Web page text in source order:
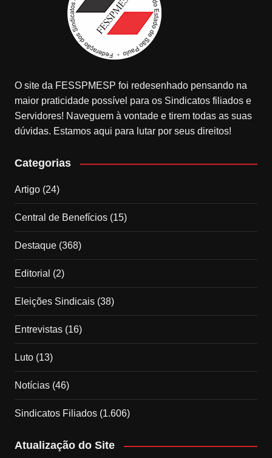
O site da FESSPMESP foi redesenhado pensando na
maior praticidade possível para os Sindicatos filiados e
Servidores! Naveguem à vontade e tirem todas as suas
dúvidas. Estamos aqui para lutar por seus direitos!
Categorias
Artigo(24)
Central de Benefícios(15)
Destaque(368)
Editorial (2)
Eleições Sindicais(38)
Entrevistas(16)
Luto(13)
Notícias(46)
Sindicatos Filiados(1.606)
Atualização do Site